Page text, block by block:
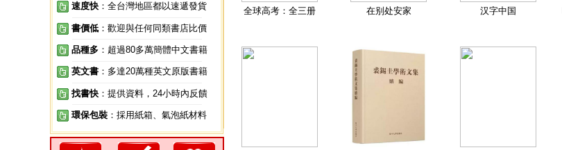
速度快 ：全台灣地區都以速遞發貨
書價低 ：歡迎與任何同類書店比價
品種多 ：超過80多萬簡體中文書籍
英文書 ：多達20萬種英文原版書籍
找書快 ：提供資料，24小時內反饋
環保包裝 ：採用紙箱、氣泡紙材料
全球高考：全三册 在别处安家 汉字中国